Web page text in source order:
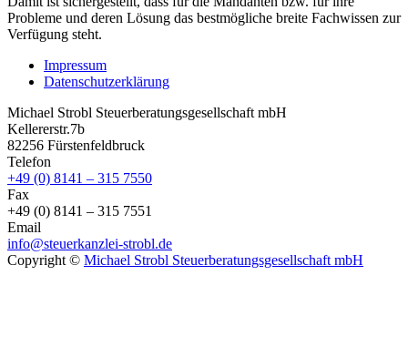
Probleme und deren Lösung das bestmögliche breite Fachwissen zur
Verfügung steht.
Impressum
Datenschutzerklärung
Michael Strobl Steuerberatungsgesellschaft mbH
Kellererstr.7b
82256 Fürstenfeldbruck
Telefon
+49 (0) 8141 – 315 7550
Fax
+49 (0) 8141 – 315 7551
Email
info@steuerkanzlei-strobl.de
Copyright © Michael Strobl Steuerberatungsgesellschaft mbH